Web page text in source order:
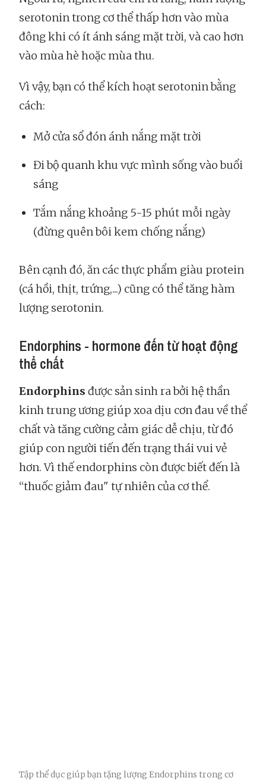
serotonin trong cơ thể thấp hơn vào mùa
đông khi có ít ánh sáng mặt trời, và cao hơn
vào mùa hè hoặc mùa thu.
Vì vậy, bạn có thể kích hoạt serotonin bằng
cách:
Mở cửa sổ đón ánh nắng mặt trời
Đi bộ quanh khu vực mình sống vào buổi
sáng
Tắm nắng khoảng 5-15 phút mỗi ngày
(đừng quên bôi kem chống nắng)
Bên cạnh đó, ăn các thực phẩm giàu protein
(cá hồi, thịt, trứng,...) cũng có thể tăng hàm
lượng serotonin.
Endorphins - hormone đến từ hoạt động
thể chất
Endorphins được sản sinh ra bởi hệ thần
kinh trung ương giúp xoa dịu cơn đau về thể
chất và tăng cường cảm giác dễ chịu, từ đó
giúp con người tiến đến trạng thái vui vẻ
hơn. Vì thế endorphins còn được biết đến là
“thuốc giảm đau" tự nhiên của cơ thể.
Tập thể dục giúp bạn tặng lượng Endorphins trong cơ